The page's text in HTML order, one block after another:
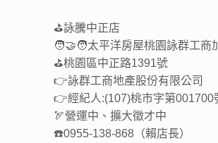
⛳詠騰中正店
🧑‍🤝‍🧑太平洋房屋桃園詠群工商
⛳桃園區中正路1391號
👉詠群工商地產股份有限公司
👉經紀人:(107)桃市字第001700
🏹營運中、擴大徵才中
☎️0955-138-868（賴店長）